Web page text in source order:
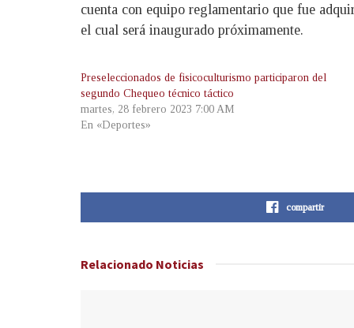
cuenta con equipo reglamentario que fue
el cual será inaugurado próximamente.
Preseleccionados de fisicoculturismo participaron del
segundo Chequeo técnico táctico
martes, 28 febrero 2023 7:00 AM
En «Deportes»
compartir
Relacionado Noticias